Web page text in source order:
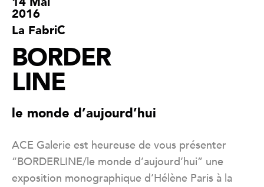
2016
La FabriC
BORDER
LINE
le monde d’aujourd’hui
ACE Galerie est heureuse de vous présenter
“BORDERLINE/le monde d’aujourd’hui” une
exposition monographique d’Hélène Paris à la